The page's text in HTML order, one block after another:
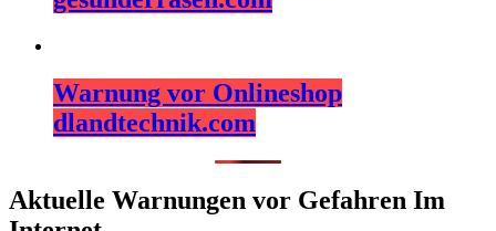
Warnung vor Onlineshop
dlandtechnik.com
Aktuelle Warnungen vor Gefahren Im